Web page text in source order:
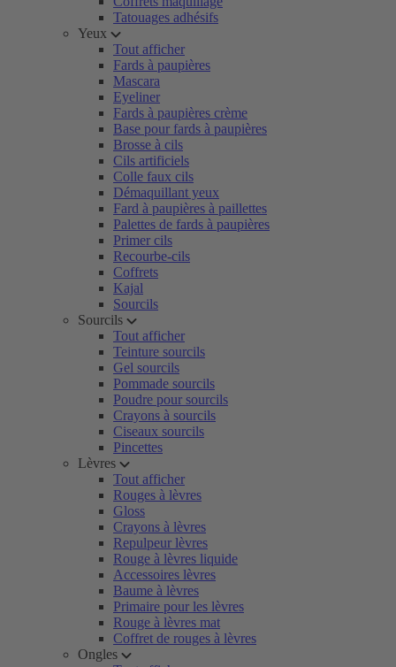
Tatouages adhésifs
Yeux
Tout afficher
Fards à paupières
Mascara
Eyeliner
Fards à paupières crème
Base pour fards à paupières
Brosse à cils
Cils artificiels
Colle faux cils
Démaquillant yeux
Fard à paupières à paillettes
Palettes de fards à paupières
Primer cils
Recourbe-cils
Coffrets
Kajal
Sourcils
Sourcils
Tout afficher
Teinture sourcils
Gel sourcils
Pommade sourcils
Poudre pour sourcils
Crayons à sourcils
Ciseaux sourcils
Pincettes
Lèvres
Tout afficher
Rouges à lèvres
Gloss
Crayons à lèvres
Repulpeur lèvres
Rouge à lèvres liquide
Accessoires lèvres
Baume à lèvres
Primaire pour les lèvres
Rouge à lèvres mat
Coffret de rouges à lèvres
Ongles